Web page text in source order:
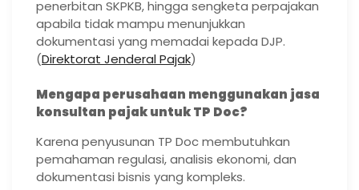
penerbitan SKPKB, hingga sengketa perpajakan
apabila tidak mampu menunjukkan
dokumentasi yang memadai kepada DJP.
(Direktorat Jenderal Pajak)
Mengapa perusahaan menggunakan jasa
konsultan pajak untuk TP Doc?
Karena penyusunan TP Doc membutuhkan
pemahaman regulasi, analisis ekonomi, dan
dokumentasi bisnis yang kompleks.